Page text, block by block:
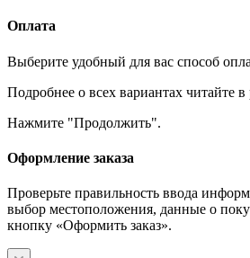
Оплата
Выберите удобный для вас способ
Подробнее о всех вариантах читайте в
Нажмите "Продолжить".
Оформление заказа
Проверьте правильность ввода
выбор местоположения, данные о
кнопку «Оформить заказ».